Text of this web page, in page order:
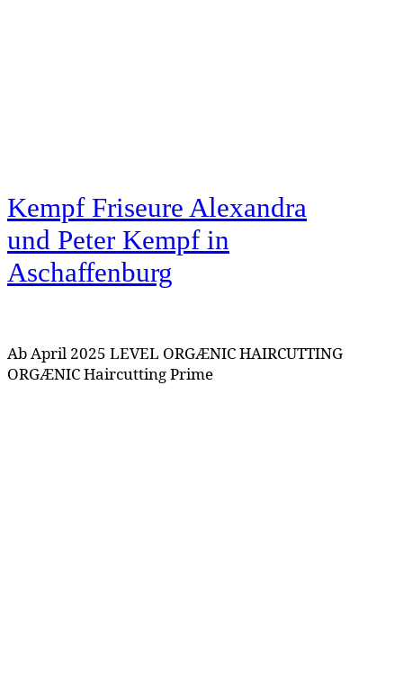
Kempf Friseure Alexandra
und Peter Kempf in
Aschaffenburg
Ab April 2025 LEVEL ORGÆNIC HAIRCUTTING
ORGÆNIC Haircutting Prime